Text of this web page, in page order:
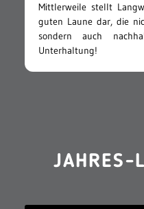
Mittlerweile stellt
guten Laune dar, die
sondern auch
Unterhaltung!
JAHRES-